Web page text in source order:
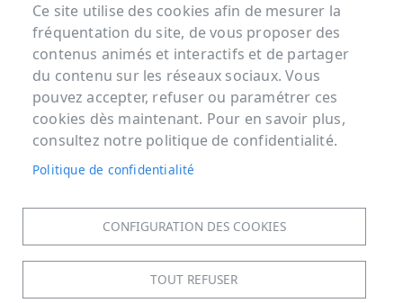
Menu Pied de page
ACCUEIL
MENTIONS LÉGALES
DONNÉES PERSONNELLES
COOKIES
PLAN DU SITE
Ce site utilise des cookies afin de mesurer la
fréquentation du site, de vous proposer des
contenus animés et interactifs et de partager
du contenu sur les réseaux sociaux. Vous
pouvez accepter, refuser ou paramétrer ces
cookies dès maintenant. Pour en savoir plus,
consultez notre politique de confidentialité.
Politique de confidentialité
CONFIGURATION DES COOKIES
TOUT REFUSER